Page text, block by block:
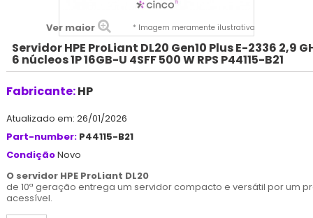
Ver maior * Imagem meramente ilustrativa
Servidor HPE ProLiant DL20 Gen10 Plus E-2336 2,9
6 núcleos 1P 16GB-U 4SFF 500 W RPS P44115-B21
Fabricante:HP
Atualizado em: 26/01/2026
Part-number: P44115-B21
CondiçãoNovo
O servidor HPE ProLiant DL20
de 10ª geração entrega um servidor compacto e versátil por um
acessível.